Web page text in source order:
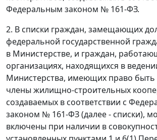
Федеральным законом № 161-ФЗ.
2. В списки граждан, замещающих
федеральной государственной
в Министерстве, и граждан,
организациях, находящихся в
Министерства, имеющих право
члены жилищно-строительных
создаваемых в соответствии с
законом № 161-ФЗ (далее - списки),
включены при наличии в